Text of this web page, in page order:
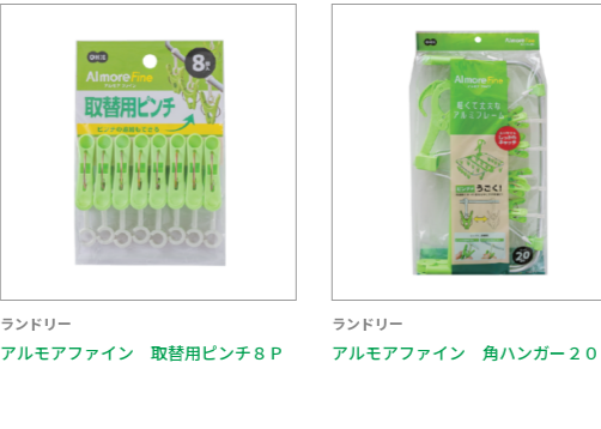
ランドリー
アルモアファイン 取替用ピンチ８Ｐ
ランドリー
アルモアファイン 角ハンガー２０